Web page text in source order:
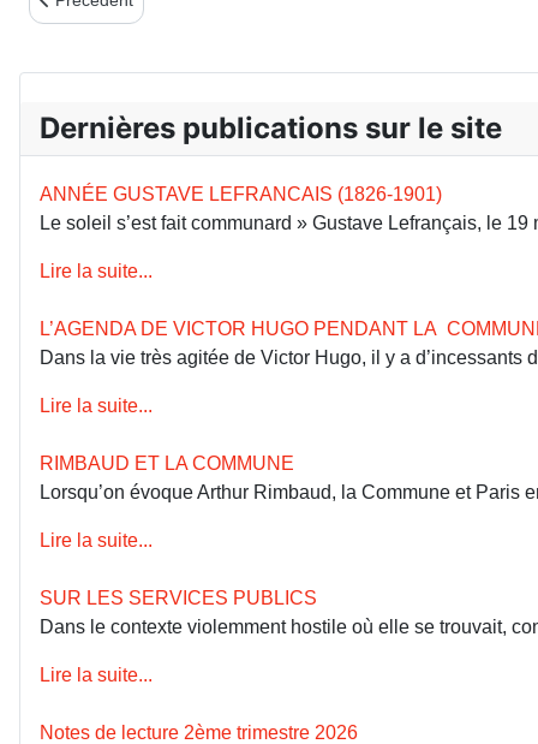
Dernières publications sur le site
ANNÉE GUSTAVE LEFRANCAIS (1826-1901)
Le soleil s’est fait communard » Gustave Lefrançais, le
Lire la suite...
L’AGENDA DE VICTOR HUGO PENDANT LA
Dans la vie très agitée de Victor Hugo, il y a
Lire la suite...
RIMBAUD ET LA COMMUNE
Lorsqu’on évoque Arthur Rimbaud, la Commune et
Lire la suite...
SUR LES SERVICES PUBLICS
Dans le contexte violemment hostile où elle se trouvait,
Lire la suite...
Notes de lecture 2ème trimestre 2026